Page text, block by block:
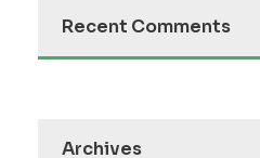
Recent Comments
Archives